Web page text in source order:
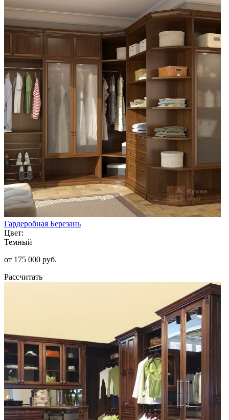
Гардеробная Березань
Цвет:
Темный
от 175 000 руб.
Рассчитать